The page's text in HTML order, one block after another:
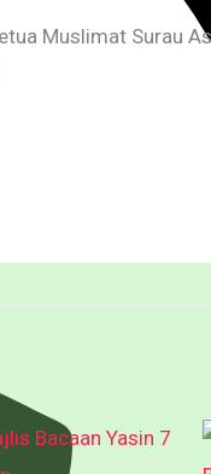
Muslimat Surau